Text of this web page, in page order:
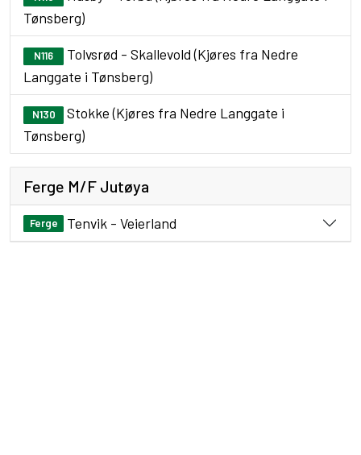
Tønsberg)
N116
Tolvsrød - Skallevold (Kjøres fra Nedre
Langgate i Tønsberg)
N130
Stokke (Kjøres fra Nedre Langgate i
Tønsberg)
Ferge M/F Jutøya
Ferge Tenvik - Veierland